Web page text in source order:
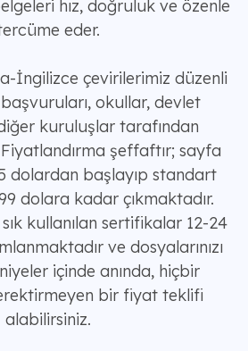
hız, doğruluk ve özenle
eder.
İngilizce çevirilerimiz düzenli
okullar, devlet
kuruluşlar tarafından
Fiyatlandırma şeffaftır; sayfa
dolardan başlayıp standart
dolara kadar çıkmaktadır.
kullanılan sertifikalar 12-24
ve dosyalarınızı
içinde anında, hiçbir
bir fiyat teklifi
alabilirsiniz.